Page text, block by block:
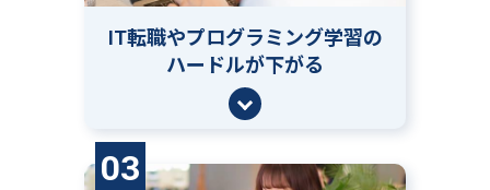
IT転職やプログラミング学習の
ハードルが下がる
03